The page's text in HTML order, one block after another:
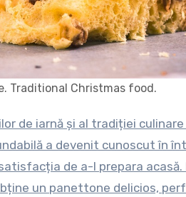
Traditional Christmas food.
a devenit cunoscut în
de a-l prepara acasă.
un panettone delicios,